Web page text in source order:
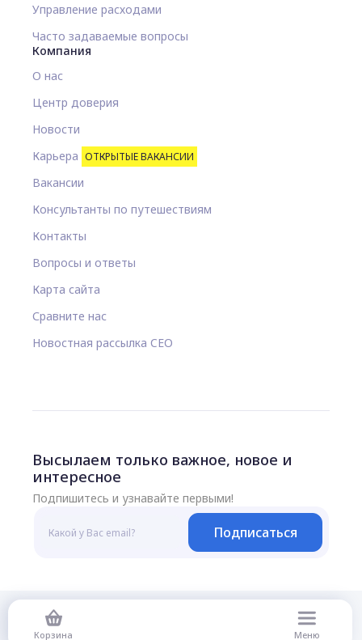
Корзина Меню
Управление расходами
Часто задаваемые вопросы
Компания
О нас
Центр доверия
Новости
Карьера ОТКРЫТЫЕ ВАКАНСИИ
Вакансии
Консультанты по путешествиям
Контакты
Вопросы и ответы
Карта сайта
Сравните нас
Новостная рассылка CEO
Высылаем только важное, новое и
интересное
Подпишитесь и узнавайте первыми!
Подписаться